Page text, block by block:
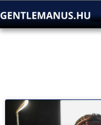
a
tartalomra